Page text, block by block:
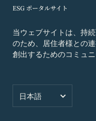
ESG ポータルサイト
当ウェブサイトは、持
のため、居住者様との
創出するためのコミュニ
日本語
じめ同意したものと
その他事業が移転
ます。
第15条（第三者へ
します。ただし、
る義務を免れること